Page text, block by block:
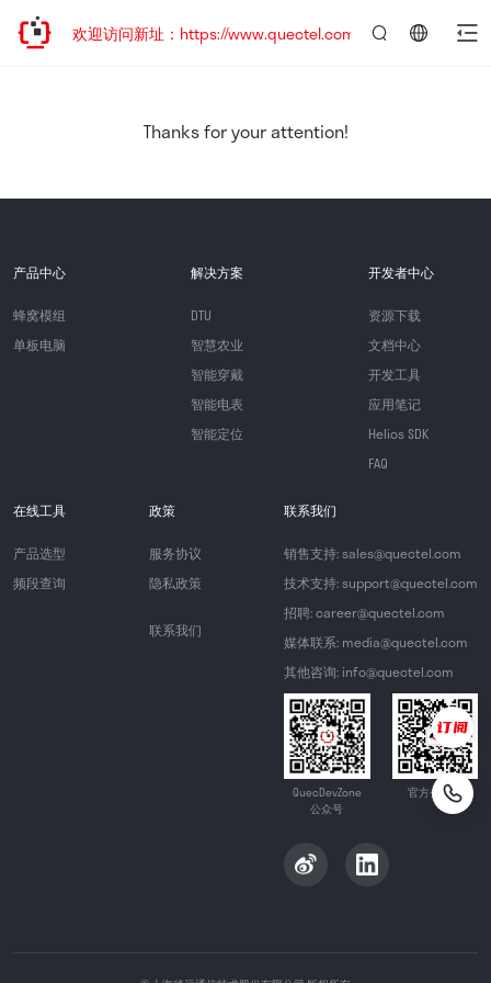
已迁移，欢迎访问新址：https://www.quectel.com.cn
Thanks for your attention!
产品中心
蜂窝模组
单板电脑
解决方案
DTU
智慧农业
智能穿戴
智能电表
智能定位
开发者中心
资源下载
文档中心
开发工具
应用笔记
Helios SDK
FAQ
在线工具
产品选型
频段查询
政策
服务协议
隐私政策
联系我们
联系我们
销售支持: sales@quectel.com
技术支持: support@quectel.com
招聘: career@quectel.com
媒体联系: media@quectel.com
其他咨询: info@quectel.com
QuecDevZone
公众号
官方公众号